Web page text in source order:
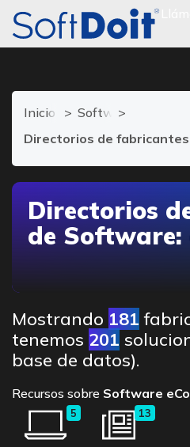
Inicio
Software
Directorios de
Directorios
de Software:
Mostrando 181
tenemos 201
base de datos).
Recursos sobre Software
5 13